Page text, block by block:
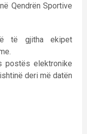
Qendrën Sportive
të gjitha ekipet
postës elektronike
deri më datën